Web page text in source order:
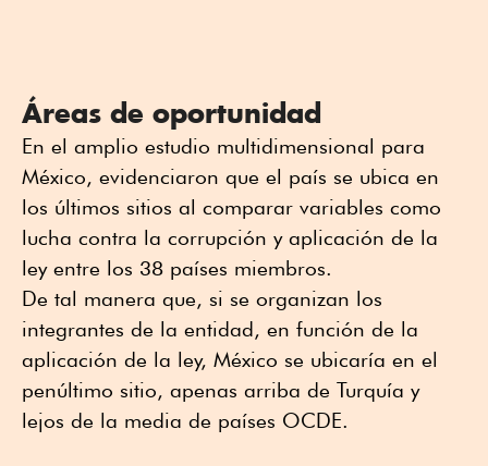
Áreas de oportunidad
En el amplio estudio multidimensional para
México, evidenciaron que el país se ubica en
los últimos sitios al comparar variables como
lucha contra la corrupción y aplicación de la
ley entre los 38 países miembros.
De tal manera que, si se organizan los
integrantes de la entidad, en función de la
aplicación de la ley, México se ubicaría en el
penúltimo sitio, apenas arriba de Turquía y
lejos de la media de países OCDE.